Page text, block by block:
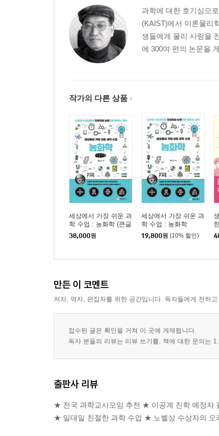
플레밍, 염색체를 발견하다 _ 세포 분열 연구 중 성
페니실린을 발견하다 _ 플레밍에서 플로리와 체인
두 번째 만남 : 종의 기원을 찾아서
찰스 다윈, 『종의 기원』을 출간하다 _ 자연선택
세 번째 만남 : 멘델의 유전법칙
멘델, 자연과학 연구를 향한 일념 _ 사후 35년이 지
멘델이 발견한 우열의 법칙 _ 우성 순종과 열성 순
멘델이 발견한 분리의 법칙 _ 우성형질을 지닌 잡
멘델이 발견한 독립의 법칙 _ 두 종류 이상의 대립
멘델이 발견한 법칙의 부활 _ 드 브리스, 코렌스,
중간유전의 발견 _ 우열 관계가 불완전한 형질 사
혈액형의 발견 _ 란트슈타이너, 수혈이 가능한 경
X선의 발견 _ 뢴트겐, 아내의 손뼈를 X선으로 찍다
노벨상을 공동 수상한 브래그 부자 _ X선을 이용
X선 결정학 _ 브래그 부자, 회절무늬를 분석하다
DNA 구조를 밝혀낸 네 명의 과학자 _ 크릭, 윌킨스
만남에 덧붙여
과학에 대한 호기심으
(KAIST)에서 이론물리
생들에게 물리 사랑을
에 300여 편의 논문을
작가의 다른 상품
세상에서 가장 쉬운 과
학 수업 : 농화학 (큰글
자책)
38,000원
세상에서 가장 쉬운 과
학 수업 : 농화학
19,800원 (10% 할인)
만든 이 코멘트
저자, 역자, 편집자를 위한 공간입니다. 독자들에게 전하
접수된 글은 확인을 거쳐 이 곳에 게재됩니다.
독자 분들의 리뷰는 리뷰 쓰기를, 책에 대한 문의는
출판사 리뷰
★ 전국 과학교사모임 추천 ★ 이공계 진학 예정자
★ 일대일 친절한 과학 수업 ★ 노벨상 수상자의 오